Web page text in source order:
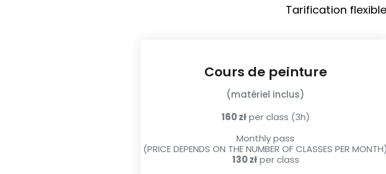
Tarification
Cours de peinture
(matériel inclus)
160 złper class (3h)
Monthly pass
(PRICE DEPENDS ON THE NUMBER OF CLASSES PER MONTH)
130 złper class